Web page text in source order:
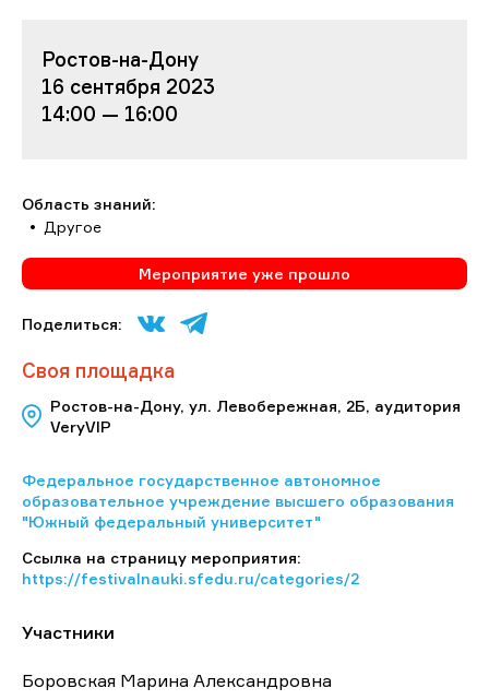
Ростов-на-Дону
16 сентября 2023
14:00 — 16:00
Область знаний:
Другое
Мероприятие уже прошло
Поделиться:
Своя площадка
Ростов-на-Дону, ул. Левобережная, 2Б, аудитория
VeryVIP
Федеральное государственное автономное
образовательное учреждение высшего образования
"Южный федеральный университет"
Ссылка на страницу мероприятия:
https://festivalnauki.sfedu.ru/categories/2
Участники
Боровская Марина Александровна